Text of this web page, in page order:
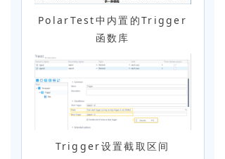
PolarTest中内置的Trigger
函数库
Trigger设置截取区间